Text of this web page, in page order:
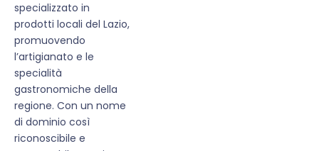
specializzato in
prodotti locali del Lazio,
promuovendo
l’artigianato e le
specialità
gastronomiche della
regione. Con un nome
di dominio così
riconoscibile e